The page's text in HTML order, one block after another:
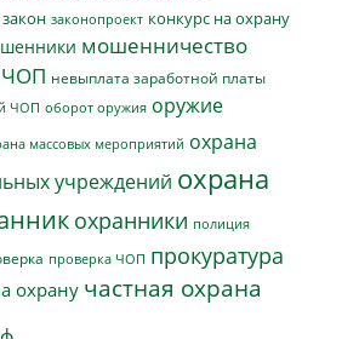
закон законопроект конкурс на охрану
мошенничество
ЧОП невыплата заработной платы
ЧОП оборот оружия оружие
массовых мероприятий охрана
учреждений охрана
охранники полиция
проверка ЧОП прокуратура
охрану частная охрана